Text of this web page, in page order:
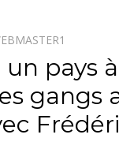
pays
gangs